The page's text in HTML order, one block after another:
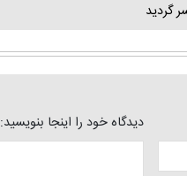
گردید
دیدگاه خود را اینجا بنویسید: